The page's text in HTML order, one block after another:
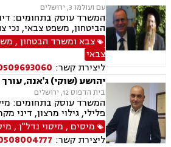
עם ועולמו 3, ירושלים
המשרד עוסק בתחומים:
הביטחון, משפט צבאי, נכי
ביטוח, ביטוח לאומי, דיני
דירה, תמ"א 38, ייפוי כח מתמשך
צבא ומשרד הבטחון,
צבאי
ליצירת קשר:
יהושע (שוקי) ג'אנה, עורך
בית הדפוס 12, ירושלים
המשרד עוסק בתחומים:
פלילי, גילוי מרצון, דיני
מכר דירה, פינוי בינוי,
מיסים , מיסוי נדל"ן,
ליצירת קשר: